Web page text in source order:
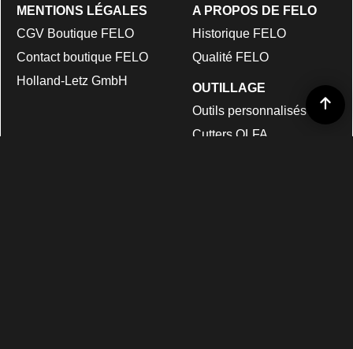
MENTIONS LÉGALES
CGV Boutique FELO
Contact boutique FELO
Holland-Letz GmbH
A PROPOS DE FELO
Historique FELO
Qualité FELO
OUTILLAGE
Outils personnalisés
Cutters OLFA